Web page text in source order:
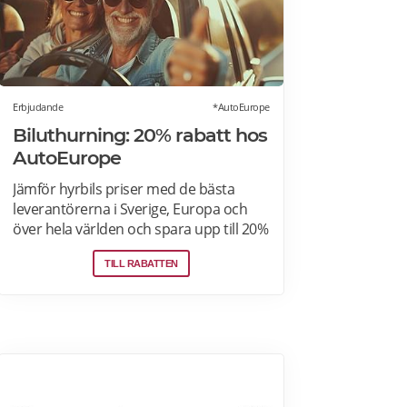
Erbjudande *AutoEurope
Biluthurning: 20% rabatt hos
AutoEurope
Jämför hyrbils priser med de bästa
leverantörerna i Sverige, Europa och
över hela världen och spara upp till 20%
som medlem! Upptäck speciella priser
på Auto Europe hemsida!
TILL RABATTEN